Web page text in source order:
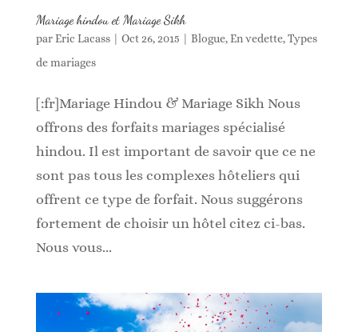
Mariage hindou et Mariage Sikh
parEric Lacass| Oct 26, 2015 Blogue,En vedette,Types
de mariages
[:fr]Mariage Hindou & Mariage Sikh Nous
offrons des forfaits mariages spécialisé
hindou. Il est important de savoir que ce ne
sont pas tous les complexes hôteliers qui
offrent ce type de forfait. Nous suggérons
fortement de choisir un hôtel citez ci-bas.
Nous vous...